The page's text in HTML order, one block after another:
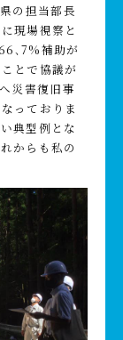
の担当部長
現場視察と
､7%補助が
とで協議が
災害復旧事
っておりま
典型例とな
からも私の